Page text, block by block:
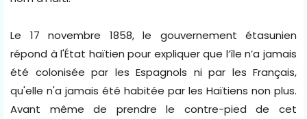
Le 17 novembre 1858, le gouvernement étasunien
répond à l'État haïtien pour expliquer que l’île n’a jamais
été colonisée par les Espagnols ni par les Français,
qu'elle n'a jamais été habitée par les Haïtiens non plus.
Avant même de prendre le contre-pied de cet